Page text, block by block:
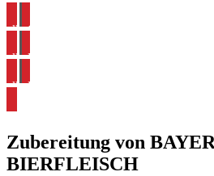
alle Gulasch Rezepte ansehen
alle Bier Rezepte ansehen
alle Bierfleisch Rezepte ansehen
Zubereitung von
BIERFLEISCH